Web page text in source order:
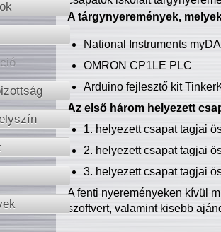
A tárgynyeremények,
National Instruments
OMRON CP1LE PLC
Arduino fejlesztő kit
Az első három helyezett
1. helyezett csapat tagjai
2. helyezett csapat tagjai
3. helyezett csapat tagjai
A fenti nyereményeken kívül
szoftvert, valamint kisebb